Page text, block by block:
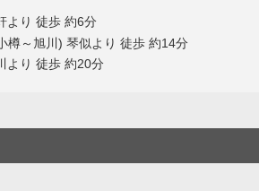
より 徒歩 約6分
樽～旭川) 琴似より 徒歩 約14分
より 徒歩 約20分